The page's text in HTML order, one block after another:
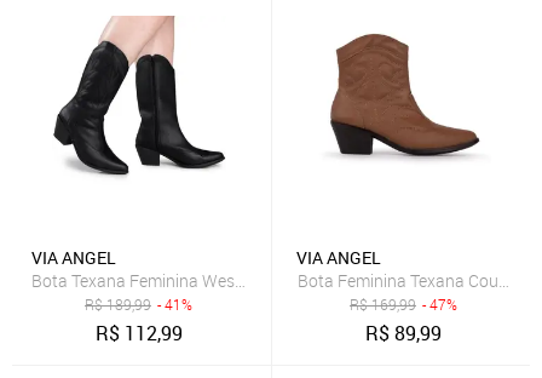
VIA ANGEL
R$189,99 - 41%
R$ 112,99
VIA ANGEL
Bota Feminina Texana Country
R$169,99 - 47%
R$89,99